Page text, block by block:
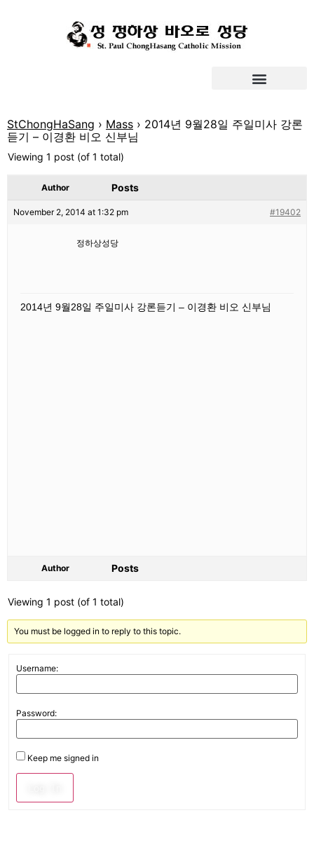
StChongHaSang › Mass › 2014년 9월28일 주일미사 강론
듣기 – 이경환 비오 신부님
Viewing 1 post (of 1 total)
Author Posts
November 2, 2014 at 1:32 pm #19402
정하상성당
2014년 9월28일 주일미사 강론듣기 – 이경환 비오 신부님
Author Posts
Viewing 1 post (of 1 total)
You must be logged in to reply to this topic.
Username:
Password:
Keep me signed in